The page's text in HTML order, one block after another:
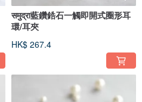
समुद्रा藍鑽鋯石一觸即開式圈形耳
環/耳夾
HK$ 267.4